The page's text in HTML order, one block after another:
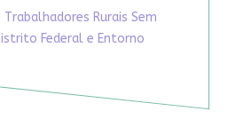
Rurais Sem
Federal e Entorno